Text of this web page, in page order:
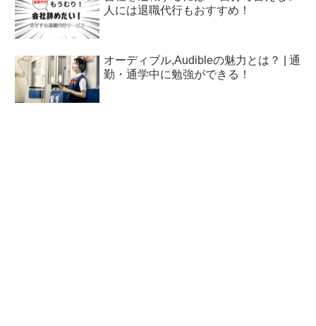
人には退職代行もおすすめ！
オーディブル,Audibleの魅力とは？ | 通
勤・通学中に勉強ができる！